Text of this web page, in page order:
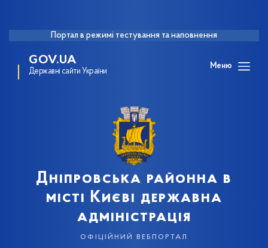
Портал в режимі тестування та наповнення
GOV.UA
Державні сайти України
Меню
Дніпровська районна в
місті Києві державна
адміністрація
офіційний вебпортал